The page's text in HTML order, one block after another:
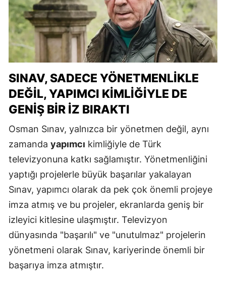
SINAV, SADECE YÖNETMENLIKLE
DEĞIL, YAPIMCI KIMLIĞIYLE DE
GENIŞ BIR İZ BIRAKTI
Osman Sınav, yalnızca bir yönetmen değil, aynı
zamanda yapımcı kimliğiyle de Türk
televizyonuna katkı sağlamıştır. Yönetmenliğini
yaptığı projelerle büyük başarılar yakalayan
Sınav, yapımcı olarak da pek çok önemli projeye
imza atmış ve bu projeler, ekranlarda geniş bir
izleyici kitlesine ulaşmıştır. Televizyon
dünyasında "başarılı" ve "unutulmaz" projelerin
yönetmeni olarak Sınav, kariyerinde önemli bir
başarıya imza atmıştır.